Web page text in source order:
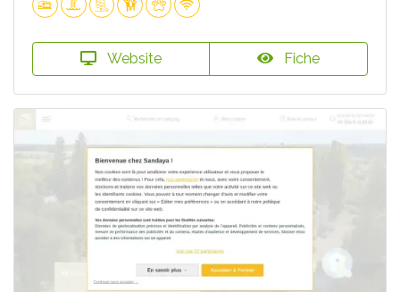
Website Fiche